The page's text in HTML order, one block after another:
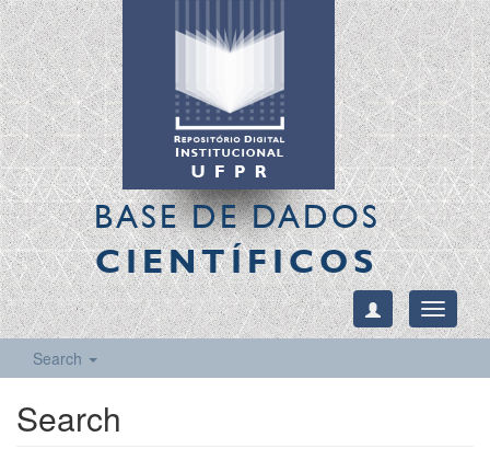
BASE DE DADOS
CIENTÍFICOS
Toggle
Search
Search